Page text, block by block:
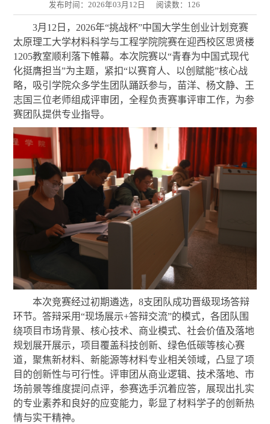
发布时间：2026年03月12日 阅读数： 126
3月12日，2026年“挑战杯”中国大学生创业计划竞赛
太原理工大学材料科学与工程学院院赛在迎西校区思贤楼
1205教室顺利落下帷幕。本次院赛以“青春为中国式现代
化挺膺担当”为主题，紧扣“以赛育人、以创赋能”核心战
略，吸引学院众多学生团队踊跃参与，苗洋、杨文静、王
志国 三位老师组成评审团，全程负责赛事评审工作，为参
赛团队提供专业指导。
本次竞赛经过初期遴选，8支团队成功晋级现场答辩
环节。答辩采用“现场展示+答辩交流”的模式，各团队围
绕项目市场背景、核心技术、商业模式、社会价值及落地
规划展开展示，项目覆盖科技创新、绿色低碳等核心赛
道，聚焦新材料、新能源等材料专业相关领域，凸显了项
目的创新性与可行性。评审团从商业逻辑、技术落地、市
场前景等维度提问点评，参赛选手沉着应答，展现出扎实
的专业素养和良好的应变能力，彰显了材料学子的创新热
情与实干精神。